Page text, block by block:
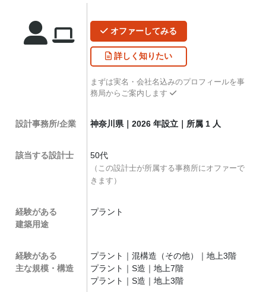
オファーしてみる
詳しく知りたい
まずは実名・会社名込みのプロフィールを事
務局からご案内します
設計事務所/企業 神奈川県｜2026 年設立｜所属 1 人
該当する設計士 50代
（この設計士が所属する事務所にオファーで
きます）
経験がある
建築用途
プラント
経験がある
主な規模・構造
プラント｜混構造（その他）｜地上3階
プラント｜S造｜地上7階
プラント｜S造｜地上3階